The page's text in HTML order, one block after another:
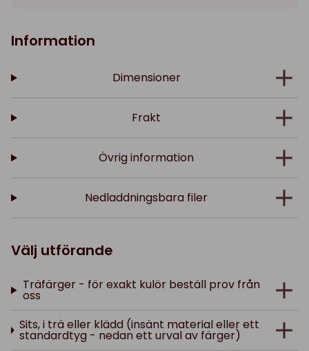
Information
Dimensioner
Frakt
Övrig information
Nedladdningsbara filer
Välj utförande
Träfärger - för exakt kulör beställ prov från
oss
Sits, i trä eller klädd (insänt material eller ett
standardtyg - nedan ett urval av färger)